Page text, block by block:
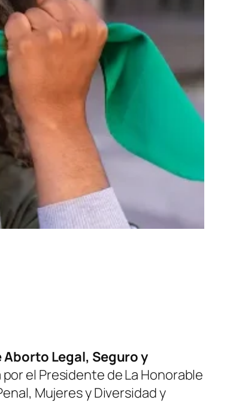
Aborto Legal, Seguro y
el Presidente de La Honorable
Mujeres y Diversidad y